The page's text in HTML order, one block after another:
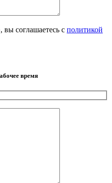
соглашаетесь с политикой
время